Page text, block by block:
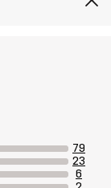
79
23
6